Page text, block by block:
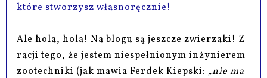
które stworzysz własnoręcznie!
Ale hola, hola! Na blogu są jeszcze zwierzaki! Z
racji tego, że jestem niespełnionym inżynierem
zootechniki (jak mawia Ferdek Kiepski: „nie ma